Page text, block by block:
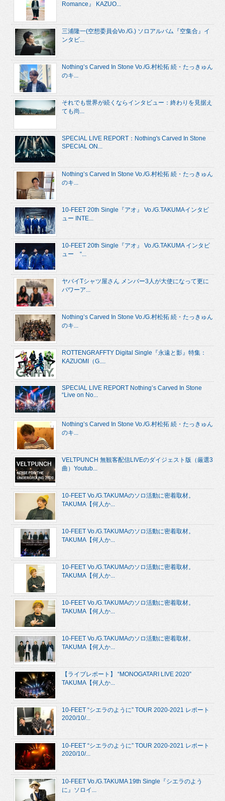
Romance』 KAZUO...
三浦隆一(空想委員会Vo./G.) ソロアルバム『空集合』イ
ンタビ...
Nothing’s Carved In Stone Vo./G.村松拓 続・たっきゅん
のキ...
それでも世界が続くならインタビュー：終わりを見据え
ても尚...
SPECIAL LIVE REPORT：Nothing's Carved In Stone
SPECIAL ON...
Nothing’s Carved In Stone Vo./G.村松拓 続・たっきゅん
のキ...
10-FEET 20th Single『アオ』 Vo./G.TAKUMAインタビ
ュー INTE...
10-FEET 20th Single『アオ』 Vo./G.TAKUMA インタビ
ュー “...
ヤバイTシャツ屋さん メンバー3人が大使になって更に
パワーア...
Nothing’s Carved In Stone Vo./G.村松拓 続・たっきゅん
のキ...
ROTTENGRAFFTY Digital Single『永遠と影』特集：
KAZUOMI（G....
SPECIAL LIVE REPORT Nothing’s Carved In Stone
“Live on No...
Nothing’s Carved In Stone Vo./G.村松拓 続・たっきゅん
のキ...
VELTPUNCH 無観客配信LIVEのダイジェスト版（厳選3
曲）Youtub...
10-FEET Vo./G.TAKUMAのソロ活動に密着取材。
TAKUMA【何人か...
10-FEET Vo./G.TAKUMAのソロ活動に密着取材。
TAKUMA【何人か...
10-FEET Vo./G.TAKUMAのソロ活動に密着取材。
TAKUMA【何人か...
10-FEET Vo./G.TAKUMAのソロ活動に密着取材。
TAKUMA【何人か...
10-FEET Vo./G.TAKUMAのソロ活動に密着取材。
TAKUMA【何人か...
【ライブレポート】 “MONOGATARI LIVE 2020”
TAKUMA【何人か...
10-FEET “シエラのように” TOUR 2020-2021 レポート
2020/10/...
10-FEET “シエラのように” TOUR 2020-2021 レポート
2020/10/...
10-FEET Vo./G.TAKUMA 19th Single『シエラのよう
に』ソロイ...